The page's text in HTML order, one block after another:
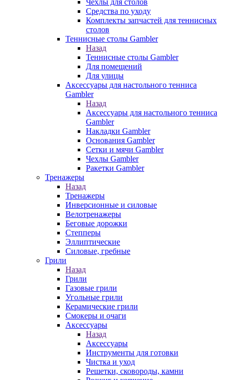
Чехлы для столов
Средства по уходу
Комплекты запчастей для теннисных
столов
Теннисные столы Gambler
Назад
Теннисные столы Gambler
Для помещений
Для улицы
Аксессуары для настольного тенниса
Gambler
Назад
Аксессуары для настольного тенниса
Gambler
Накладки Gambler
Основания Gambler
Сетки и мячи Gambler
Чехлы Gambler
Ракетки Gambler
Тренажеры
Назад
Тренажеры
Инверсионные и силовые
Велотренажеры
Беговые дорожки
Степперы
Эллиптические
Силовые, гребные
Грили
Назад
Грили
Газовые грили
Угольные грили
Керамические грили
Смокеры и очаги
Аксессуары
Назад
Аксессуары
Инструменты для готовки
Чистка и уход
Решетки, сковороды, камни